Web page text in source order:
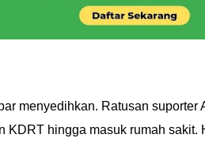
menyedihkan. Ratusan
KDRT hingga masuk rumah